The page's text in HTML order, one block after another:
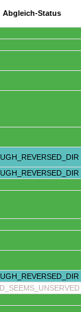
Abgleich-Status